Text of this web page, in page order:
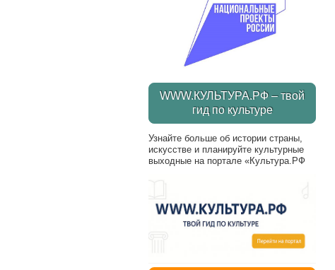
WWW.КУЛЬТУРА.РФ – твой
гид по культуре
Узнайте больше об истории страны,
искусстве и планируйте культурные
выходные на портале «Культура.РФ